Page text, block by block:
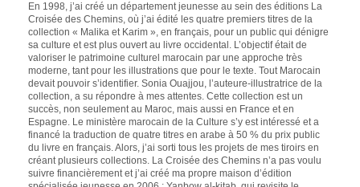
En 1998, j’ai créé un département jeunesse au sein des éditions La
Croisée des Chemins, où j’ai édité les quatre premiers titres de la
collection « Malika et Karim », en français, pour un public qui dénigre
sa culture et est plus ouvert au livre occidental. L’objectif était de
valoriser le patrimoine culturel marocain par une approche très
moderne, tant pour les illustrations que pour le texte. Tout Marocain
devait pouvoir s’identifier. Sonia Ouajjou, l’auteure-illustratrice de la
collection, a su répondre à mes attentes. Cette collection est un
succès, non seulement au Maroc, mais aussi en France et en
Espagne. Le ministère marocain de la Culture s’y est intéressé et a
financé la traduction de quatre titres en arabe à 50 % du prix public
du livre en français. Alors, j’ai sorti tous les projets de mes tiroirs en
créant plusieurs collections. La Croisée des Chemins n’a pas voulu
suivre financièrement et j’ai créé ma propre maison d’édition